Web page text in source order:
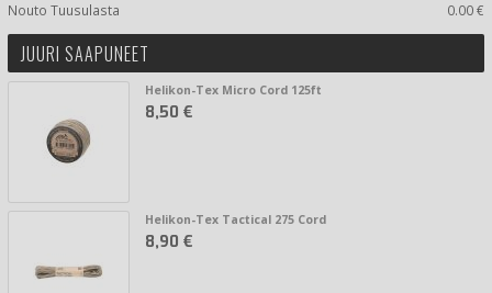
Nouto Tuusulasta
0.00 €
JUURI SAAPUNEET
Helikon-Tex Micro Cord 125ft
8,50 €
Helikon-Tex Tactical 275 Cord
8,90 €